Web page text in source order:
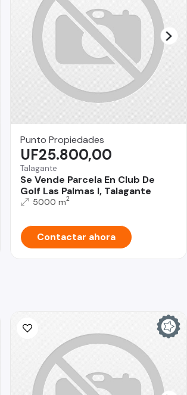
Punto Propiedades
Talagante
Se Vende Parcela En Club De
Golf Las Palmas I, Talagante
UF25.800,00
5000 m2
Contactar ahora